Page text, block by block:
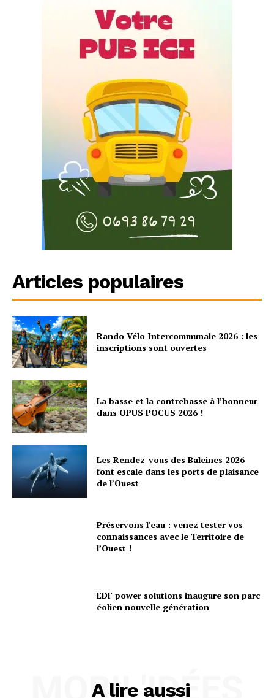
Articles populaires
Rando Vélo Intercommunale 2026 : les
inscriptions sont ouvertes
La basse et la contrebasse à l’honneur
dans OPUS POCUS 2026 !
Les Rendez-vous des Baleines 2026
font escale dans les ports de plaisance
de l’Ouest
Préservons l’eau : venez tester vos
connaissances avec le Territoire de
l’Ouest !
EDF power solutions inaugure son parc
éolien nouvelle génération
A lire aussi
MOBIL'IDÉES